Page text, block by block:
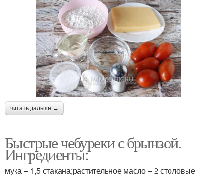
читать дальше →
Быстрые чебуреки с брынзой.
Ингредиенты:
мука – 1,5 стакана;растительное масло – 2 столовые